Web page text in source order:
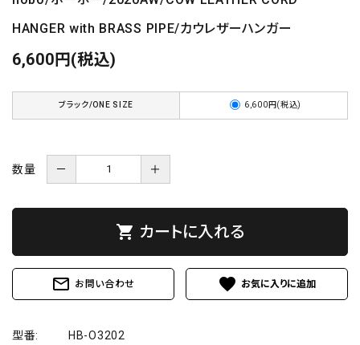
HANGER with BRASS PIPE/カウレザーハンガー
6,600円(税込)
ブラック/ONE SIZE 6,600円(税込)
数量 － ＋
shopping_cart カートに入れる
mail_outline お問い合わせ favorite
型番: HB-O3202